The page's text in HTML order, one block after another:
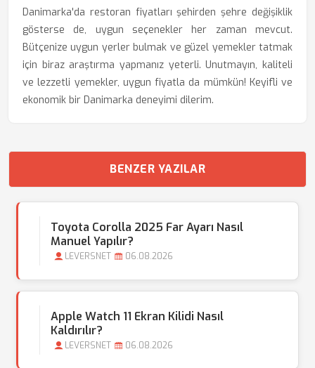
Danimarka'da restoran fiyatları şehirden şehre değişiklik
gösterse de, uygun seçenekler her zaman mevcut.
Bütçenize uygun yerler bulmak ve güzel yemekler tatmak
için biraz araştırma yapmanız yeterli. Unutmayın, kaliteli
ve lezzetli yemekler, uygun fiyatla da mümkün! Keyifli ve
ekonomik bir Danimarka deneyimi dilerim.
BENZER YAZILAR
Toyota Corolla 2025 Far Ayarı Nasıl
Manuel Yapılır?
LEVERSNET 06.08.2026
Apple Watch 11 Ekran Kilidi Nasıl
Kaldırılır?
LEVERSNET 06.08.2026